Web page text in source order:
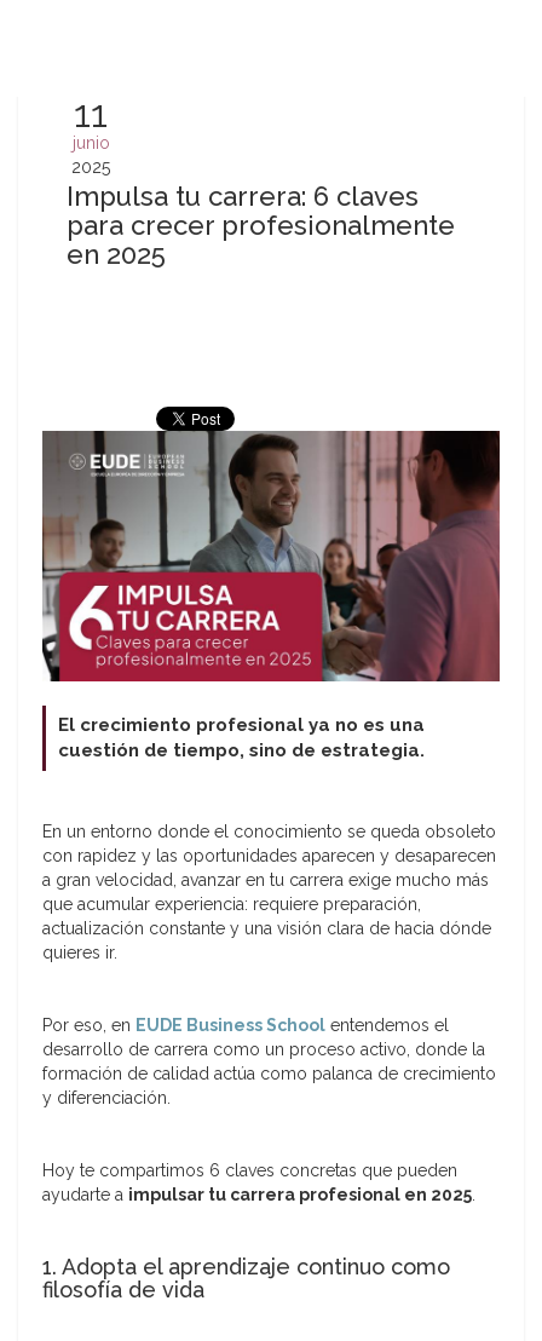
11
junio
2025
Impulsa tu carrera: 6 claves
para crecer profesionalmente
en 2025
El crecimiento profesional ya no es una
cuestión de tiempo, sino de estrategia.
En un entorno donde el conocimiento se queda obsoleto
con rapidez y las oportunidades aparecen y desaparecen
a gran velocidad, avanzar en tu carrera exige mucho más
que acumular experiencia: requiere preparación,
actualización constante y una visión clara de hacia dónde
quieres ir.
Por eso, en EUDE Business School entendemos el
desarrollo de carrera como un proceso activo, donde la
formación de calidad actúa como palanca de crecimiento
y diferenciación.
Hoy te compartimos 6 claves concretas que pueden
ayudarte a impulsar tu carrera profesional en 2025.
1. Adopta el aprendizaje continuo como
filosofía de vida